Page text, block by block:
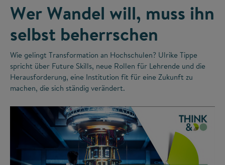
Wer Wandel will, muss ihn
selbst beherrschen
Wie gelingt Transformation an Hochschulen? Ulrike Tippe
spricht über Future Skills, neue Rollen für Lehrende und die
Herausforderung, eine Institution fit für eine Zukunft zu
machen, die sich ständig verändert.